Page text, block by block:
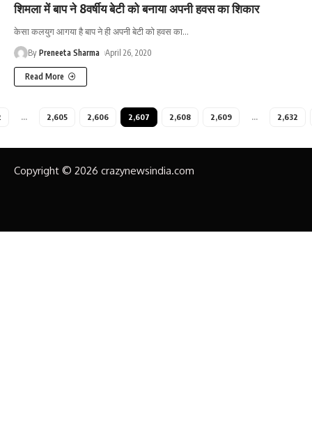
शिमला में बाप ने 8वर्षीय बेटी को बनाया अपनी हवस का शिकार
केसा कलयुग आगया है बाप ने ही अपनी बेटी को हवस का…
By Preneeta Sharma April 26, 2020
Read More
… 2,605 2,606 2,607 2,608 2,609 … 2,632
Copyright © 2026 crazynewsindia.com